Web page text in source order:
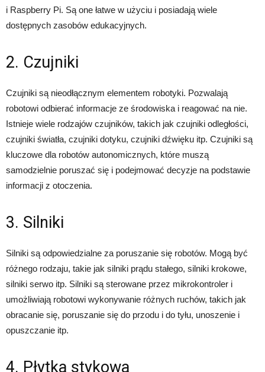
i Raspberry Pi. Są one łatwe w użyciu i posiadają wiele
dostępnych zasobów edukacyjnych.
2. Czujniki
Czujniki są nieodłącznym elementem robotyki. Pozwalają
robotowi odbierać informacje ze środowiska i reagować na nie.
Istnieje wiele rodzajów czujników, takich jak czujniki odległości,
czujniki światła, czujniki dotyku, czujniki dźwięku itp. Czujniki są
kluczowe dla robotów autonomicznych, które muszą
samodzielnie poruszać się i podejmować decyzje na podstawie
informacji z otoczenia.
3. Silniki
Silniki są odpowiedzialne za poruszanie się robotów. Mogą być
różnego rodzaju, takie jak silniki prądu stałego, silniki krokowe,
silniki serwo itp. Silniki są sterowane przez mikrokontroler i
umożliwiają robotowi wykonywanie różnych ruchów, takich jak
obracanie się, poruszanie się do przodu i do tyłu, unoszenie i
opuszczanie itp.
4. Płytka stykowa